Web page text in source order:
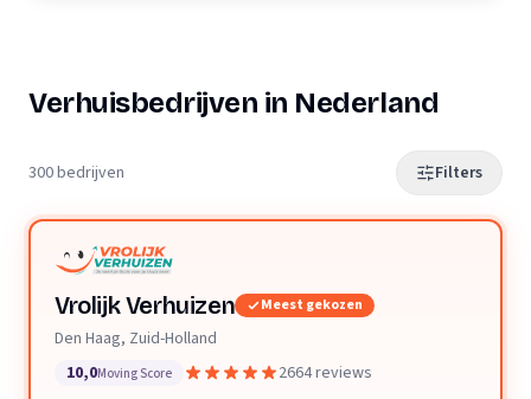
Verhuisbedrijven in Nederland
300 bedrijven Filters
Vrolijk Verhuizen Meest gekozen
Den Haag, Zuid-Holland
10,0Moving Score 2664 reviews